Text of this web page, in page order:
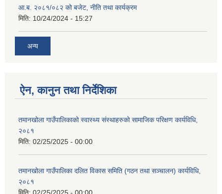
आ.ब. २०८१/०८२ को बजेट, नीति तथा कार्यक्रम
मिति: 10/24/2024 - 15:27
अन्य
ऐन, कानुन तथा निर्देशिका
तमानखोला गाउँपालिकाको स्वास्थ्य संस्थाहरुको सामाजिक परिक्षण कार्यविधि,
२०८१
मिति: 02/25/2025 - 00:00
तमानखोला गाउँपालिका दलित विकास समिति (गठन तथा सञ्चालन) कार्यविधि,
२०८१